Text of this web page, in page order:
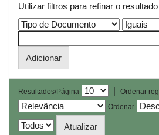
Utilizar filtros para refinar o
Resultados/Página |
Ordenar
Ordenar